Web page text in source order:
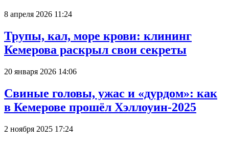
8 апреля 2026 11:24
Трупы, кал, море крови: клининг
Кемерова раскрыл свои секреты
20 января 2026 14:06
Свиные головы, ужас и «дурдом»: как
в Кемерове прошёл Хэллоуин-2025
2 ноября 2025 17:24